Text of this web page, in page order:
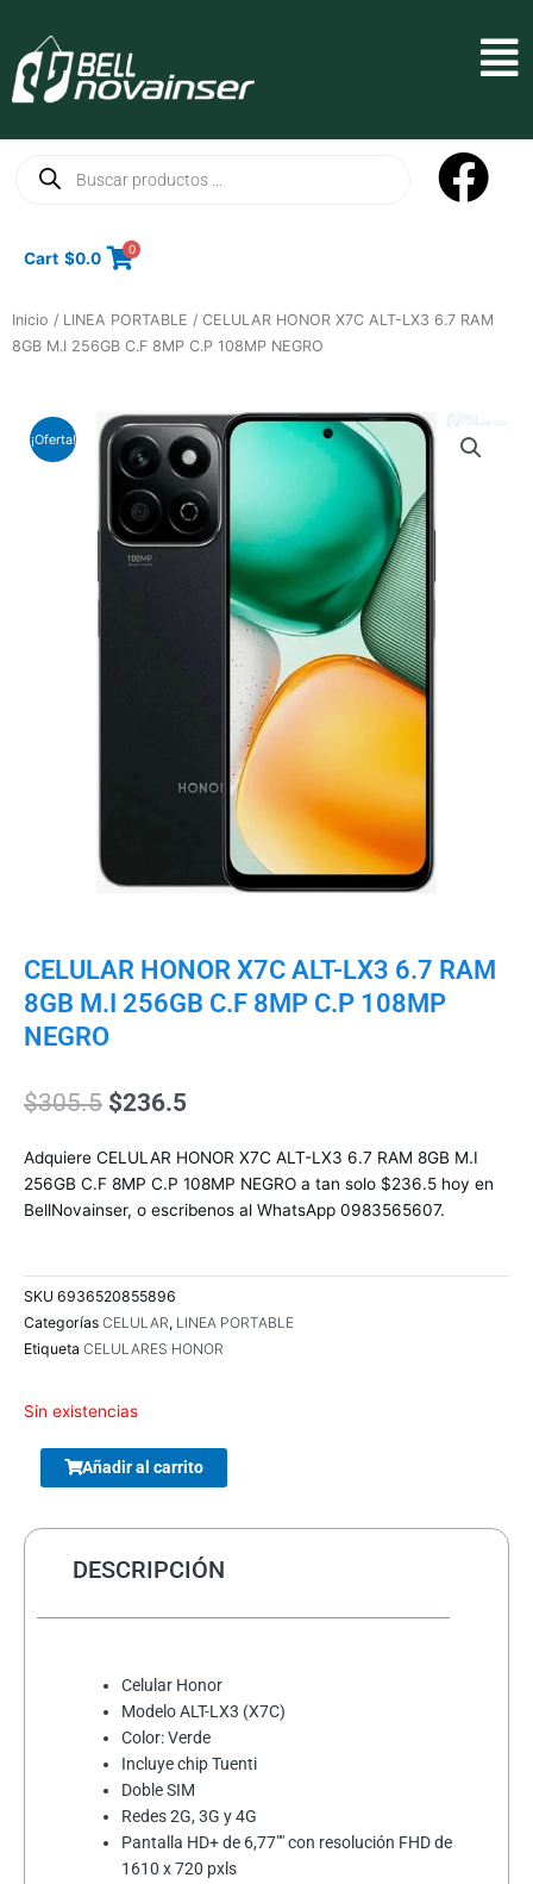
contenido
productos
Cart $0.0 0
Inicio / LINEA PORTABLE / CELULAR HONOR X7C ALT-LX3 6.7 RAM
8GB M.I 256GB C.F 8MP C.P 108MP NEGRO
¡Oferta!
CELULAR HONOR X7C ALT-LX3 6.7 RAM
8GB M.I 256GB C.F 8MP C.P 108MP
NEGRO
$305.5 El
original
era:
$305.5.
$236.5El
actual
es:
$236.5.
Adquiere CELULAR HONOR X7C ALT-LX3 6.7 RAM 8GB M.I
256GB C.F 8MP C.P 108MP NEGRO a tan solo $236.5 hoy en
BellNovainser, o escribenos al WhatsApp 0983565607.
SKU 6936520855896
Categorías CELULAR, LINEA PORTABLE
Etiqueta CELULARES HONOR
Sin existencias
ENCLOUSER
TERRAX
SATA
cantidad
Añadir al carrito
DESCRIPCIÓN
Celular Honor
Modelo ALT-LX3 (X7C)
Color: Verde
Incluye chip Tuenti
Doble SIM
Redes 2G, 3G y 4G
Pantalla HD+ de 6,77"" con resolución FHD de
1610 x 720 pxls